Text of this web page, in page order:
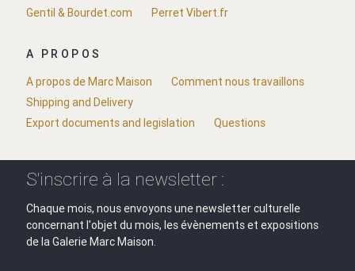
Gentil & Bourdet.com
Perret Vibert.fr
A PROPOS
A propos de Marc Maison
Comment nous travaillons
Shipping and Delivery
Export documents and legislation
Questions
S'inscrire à la newsletter :
Chaque mois, nous envoyons une newsletter culturelle
concernant l'objet du mois, les évènements et expositions
de la Galerie Marc Maison.